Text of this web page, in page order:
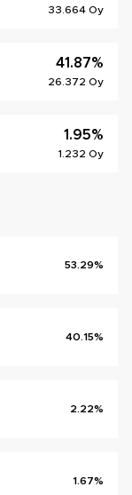
33.664 Oy
41.87%
26.372 Oy
1.95%
1.232 Oy
53.29%
40.15%
2.22%
1.67%